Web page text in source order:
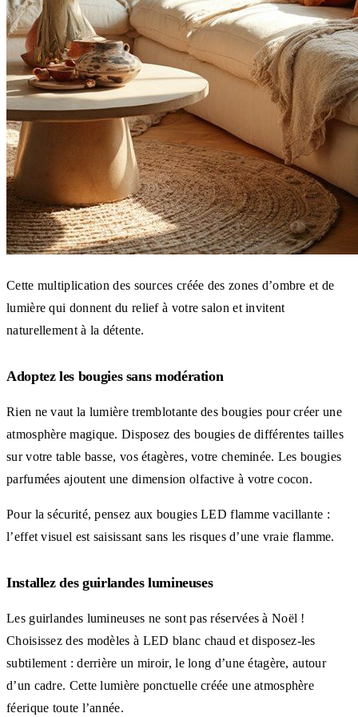
Cette multiplication des sources créée des zones d’ombre et de
lumière qui donnent du relief à votre salon et invitent
naturellement à la détente.
Adoptez les bougies sans modération
Rien ne vaut la lumière tremblotante des bougies pour créer une
atmosphère magique. Disposez des bougies de différentes tailles
sur votre table basse, vos étagères, votre cheminée. Les bougies
parfumées ajoutent une dimension olfactive à votre cocon.
Pour la sécurité, pensez aux bougies LED flamme vacillante :
l’effet visuel est saisissant sans les risques d’une vraie flamme.
Installez des guirlandes lumineuses
Les guirlandes lumineuses ne sont pas réservées à Noël !
Choisissez des modèles à LED blanc chaud et disposez-les
subtilement : derrière un miroir, le long d’une étagère, autour
d’un cadre. Cette lumière ponctuelle créée une atmosphère
féerique toute l’année.